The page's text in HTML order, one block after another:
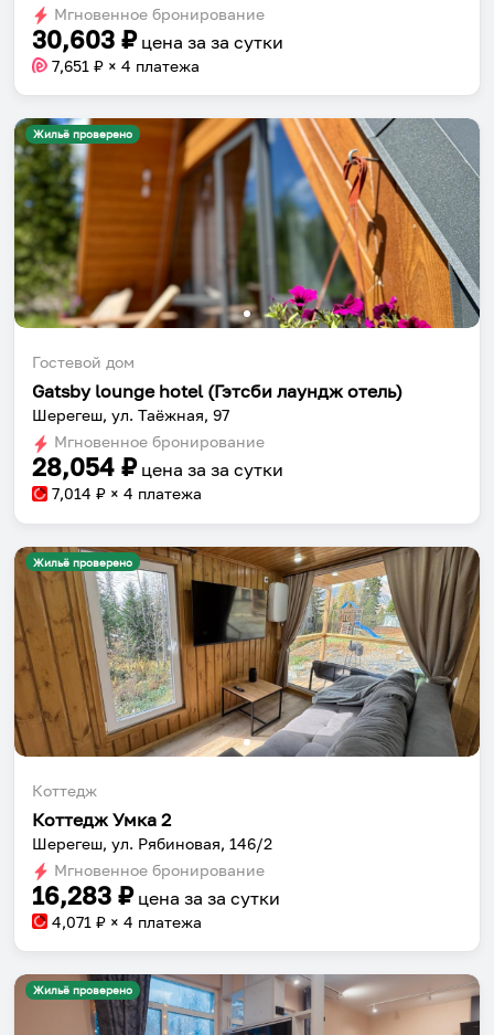
changing
dates.
changing
dates.
Мгновенное бронирование
30,603 ₽ цена за за сутки
7,651 ₽ × 4 платежа
Жильё проверено
Гостевой дом
Gatsby lounge hotel (Гэтсби лаундж отель)
Шерегеш, ул. Таёжная, 97
Мгновенное бронирование
28,054 ₽ цена за за сутки
7,014 ₽ × 4 платежа
Жильё проверено
Коттедж
Коттедж Умка 2
Шерегеш, ул. Рябиновая, 146/2
Мгновенное бронирование
16,283 ₽ цена за за сутки
4,071 ₽ × 4 платежа
Жильё проверено